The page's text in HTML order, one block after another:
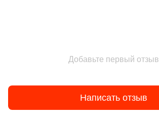
Добавьте первый отзыв
Написать отзыв